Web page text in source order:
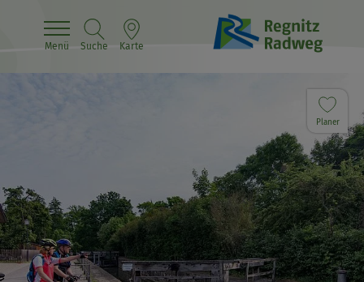
Menü Suche Karte
Planer